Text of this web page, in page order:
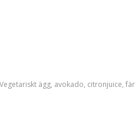
Vegetariskt ägg, avokado, citronjuice,